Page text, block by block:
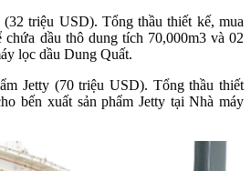
triệu USD). Tổng thầu thiết kế, mua
dầu thô dung tích 70,000m3 và 02
lọc dầu Dung Quất.
Jetty (70 triệu USD). Tổng thầu thiết
bến xuất sản phẩm Jetty tại Nhà máy